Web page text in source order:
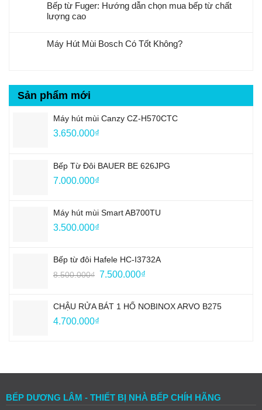
Bếp từ Fuger: Hướng dẫn chọn mua bếp từ chất
lượng cao
Máy Hút Mùi Bosch Có Tốt Không?
Sản phẩm mới
Máy hút mùi Canzy CZ-H570CTC
3.650.000₫
Bếp Từ Đôi BAUER BE 626JPG
7.000.000₫
Máy hút mùi Smart AB700TU
3.500.000₫
Bếp từ đôi Hafele HC-I3732A
8.500.000₫ Giá
8.500.000₫.
7.500.000₫
là:
CHẬU RỬA BÁT 1 HỐ NOBINOX ARVO B275
4.700.000₫
BẾP DƯƠNG LÂM - THIẾT BỊ NHÀ BẾP CHÍH HÃNG